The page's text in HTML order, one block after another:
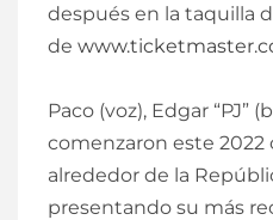
después en la taquilla
de
Paco (voz), Edgar “PJ”
comenzaron este
alrededor de la
presentando su más